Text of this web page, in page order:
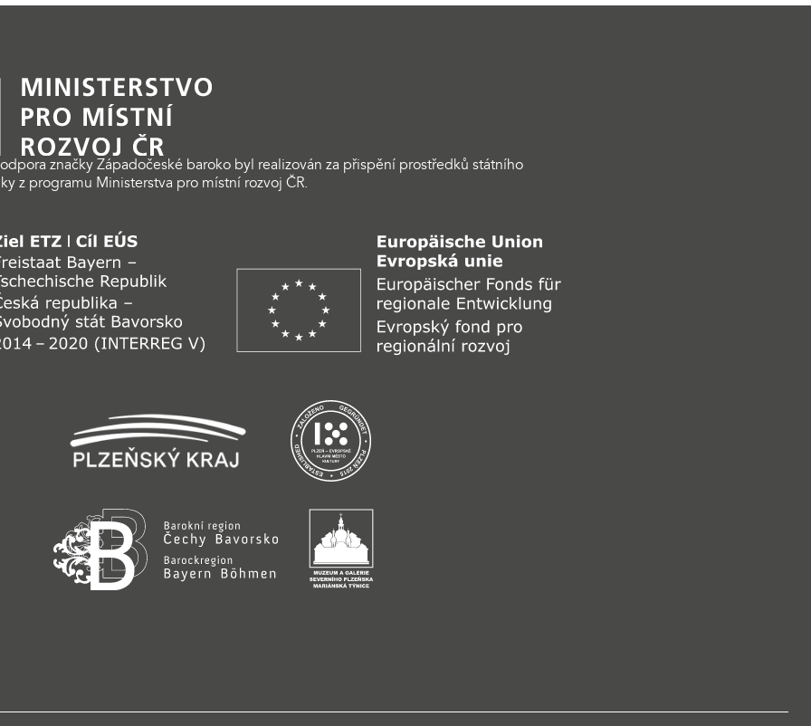
značky Západočeské baroko byl realizován za přispění prostředků státního
z programu Ministerstva pro místní rozvoj ČR.